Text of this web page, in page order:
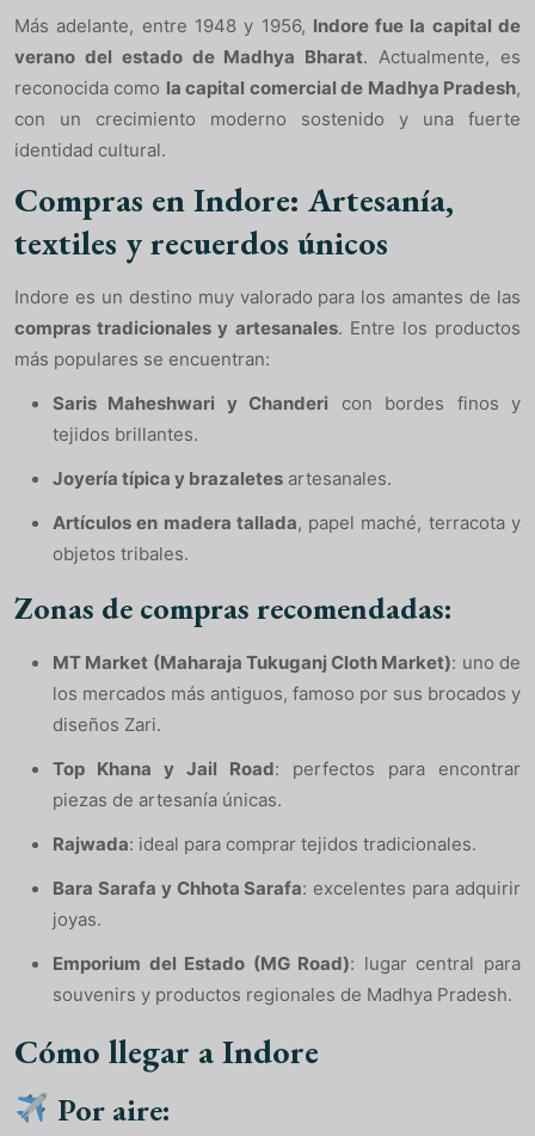
Más adelante, entre 1948 y 1956, Indore fue la capital de
verano del estado de Madhya Bharat. Actualmente, es
reconocida como la capital comercial de Madhya Pradesh,
con un crecimiento moderno sostenido y una fuerte
identidad cultural.
Compras en Indore: Artesanía,
textiles y recuerdos únicos
Indore es un destino muy valorado para los amantes de las
compras tradicionales y artesanales. Entre los productos
más populares se encuentran:
Saris Maheshwari y Chanderi con bordes finos y
tejidos brillantes.
Joyería típica y brazaletes artesanales.
Artículos en madera tallada, papel maché, terracota y
objetos tribales.
Zonas de compras recomendadas:
MT Market (Maharaja Tukuganj Cloth Market): uno de
los mercados más antiguos, famoso por sus brocados y
diseños Zari.
Top Khana y Jail Road: perfectos para encontrar
piezas de artesanía únicas.
Rajwada: ideal para comprar tejidos tradicionales.
Bara Sarafa y Chhota Sarafa: excelentes para adquirir
joyas.
Emporium del Estado (MG Road): lugar central para
souvenirs y productos regionales de Madhya Pradesh.
Cómo llegar a Indore
Por aire: